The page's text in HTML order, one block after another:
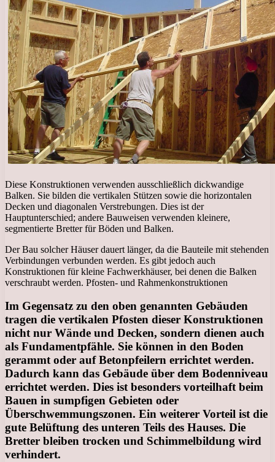
Diese Konstruktionen verwenden ausschließlich dickwandige
Balken. Sie bilden die vertikalen Stützen sowie die horizontalen
Decken und diagonalen Verstrebungen. Dies ist der
Hauptunterschied; andere Bauweisen verwenden kleinere,
segmentierte Bretter für Böden und Balken.
Der Bau solcher Häuser dauert länger, da die Bauteile mit stehenden
Verbindungen verbunden werden. Es gibt jedoch auch
Konstruktionen für kleine Fachwerkhäuser, bei denen die Balken
verschraubt werden. Pfosten- und Rahmenkonstruktionen
Im Gegensatz zu den oben genannten Gebäuden
tragen die vertikalen Pfosten dieser Konstruktionen
nicht nur Wände und Decken, sondern dienen auch
als Fundamentpfähle. Sie können in den Boden
gerammt oder auf Betonpfeilern errichtet werden.
Dadurch kann das Gebäude über dem Bodenniveau
errichtet werden. Dies ist besonders vorteilhaft beim
Bauen in sumpfigen Gebieten oder
Überschwemmungszonen. Ein weiterer Vorteil ist die
gute Belüftung des unteren Teils des Hauses. Die
Bretter bleiben trocken und Schimmelbildung wird
verhindert.